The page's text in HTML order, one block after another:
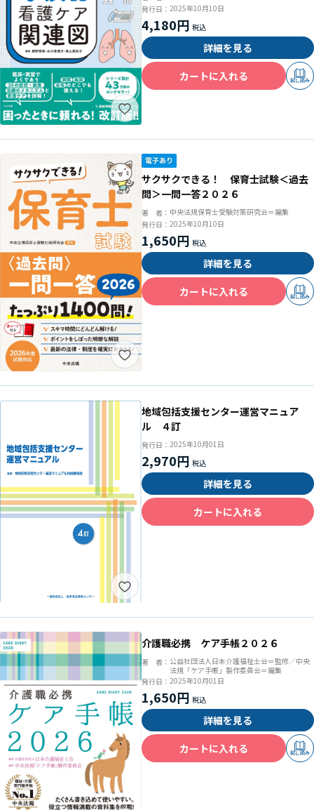
発行日： 2025年10月10日
4,180円
詳細を見る
カートに入れる
試し読み
サクサクできる！ 保育士試験＜過去
問＞一問一答２０２６
著 者： 中央法規保育士受験対策研究会＝編集
発行日： 2025年10月10日
1,650円
詳細を見る
カートに入れる
試し読み
地域包括支援センター運営マニュア
ル ４訂
発行日： 2025年10月01日
2,970円
詳細を見る
カートに入れる
介護職必携 ケア手帳２０２６
著 者： 公益社団法人日本介護福祉士会＝監修／中央
法規「ケア手帳」製作委員会＝編集
発行日： 2025年10月01日
1,650円
詳細を見る
カートに入れる
試し読み